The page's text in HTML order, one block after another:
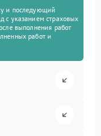
и последующий
с указанием страховых
выполнения работ
работ и